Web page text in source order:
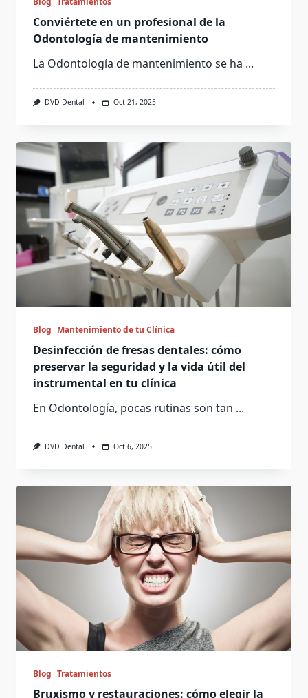
Conviértete en un profesional de la
Odontología de mantenimiento
La Odontología de mantenimiento se ha ...
DVD Dental Oct 21, 2025
Blog Mantenimiento de tu Clínica
Desinfección de fresas dentales: cómo
preservar la seguridad y la vida útil del
instrumental en tu clínica
En Odontología, pocas rutinas son tan ...
DVD Dental Oct 6, 2025
Blog Tratamientos
Bruxismo y restauraciones: cómo elegir la